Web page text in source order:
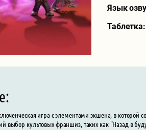
Язык
Таблетка:
игра с элементами экшена, в
выбор культовых франшиз, таких как "Назад в